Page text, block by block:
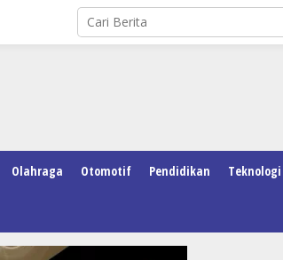
Olahraga Otomotif Pendidikan Teknologi